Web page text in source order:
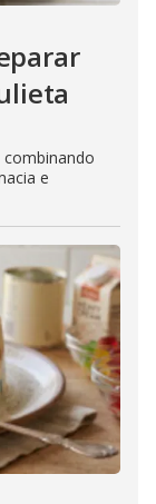
combinando
e